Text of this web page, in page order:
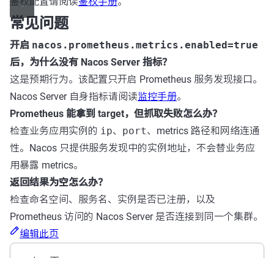
常见问题
开启 nacos.prometheus.metrics.enabled=true
后，为什么没有 Nacos Server 指标？
这是预期行为。该配置只开启 Prometheus 服务发现接口。
Nacos Server 自身指标请阅读监控手册。
Prometheus 能拿到 target，但抓取失败怎么办？
检查业务应用实例的 ip、 port、metrics 路径和网络连通
性。Nacos 只提供服务发现中的实例地址，不会替业务应
用暴露 metrics。
返回结果为空怎么办？
检查命名空间、服务名、实例是否已注册，以及
Prometheus 访问的 Nacos Server 是否连接到同一个集群。
编辑此页